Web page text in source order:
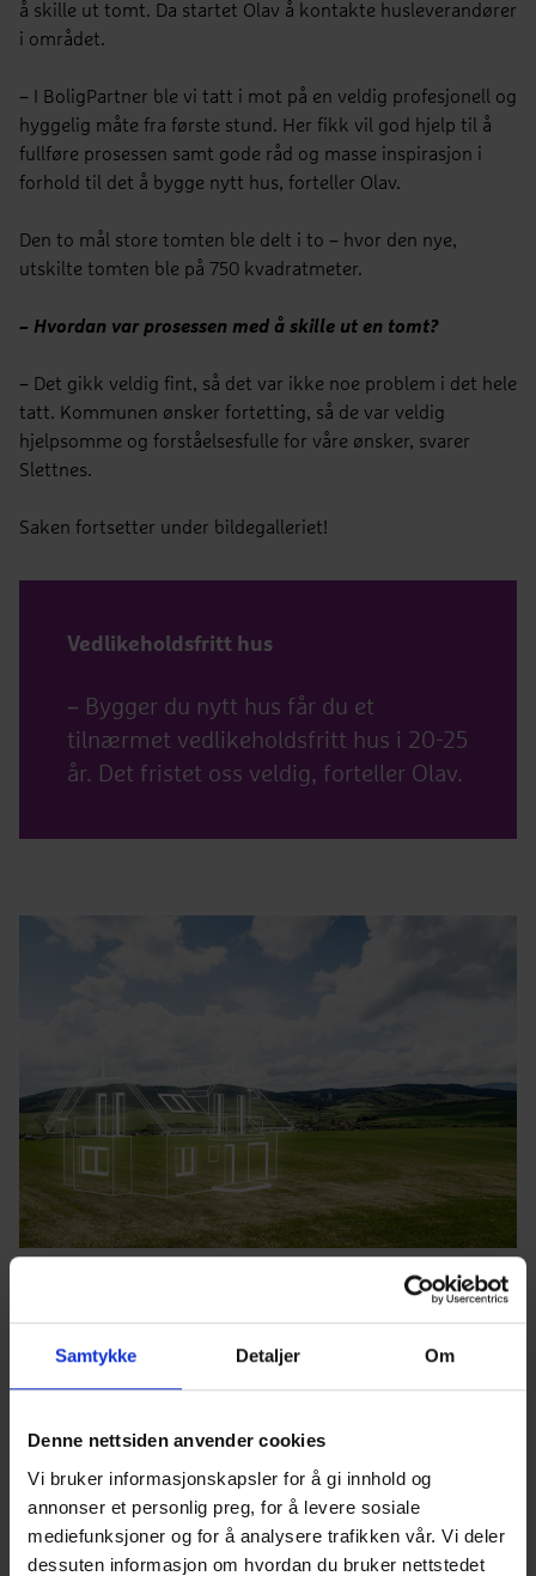
Samtykke Detaljer Om
Denne nettsiden anvender cookies
Vi bruker informasjonskapsler for å gi innhold og
annonser et personlig preg, for å levere sosiale
mediefunksjoner og for å analysere trafikken vår. Vi deler
dessuten informasjon om hvordan du bruker nettstedet
å skille ut tomt. Da startet Olav å kontakte husleverandører
i området.
– I BoligPartner ble vi tatt i mot på en veldig profesjonell og
hyggelig måte fra første stund. Her fikk vil god hjelp til å
fullføre prosessen samt gode råd og masse inspirasjon i
forhold til det å bygge nytt hus, forteller Olav.
Den to mål store tomten ble delt i to – hvor den nye,
utskilte tomten ble på 750 kvadratmeter.
– Hvordan var prosessen med å skille ut en tomt?
– Det gikk veldig fint, så det var ikke noe problem i det hele
tatt. Kommunen ønsker fortetting, så de var veldig
hjelpsomme og forståelsesfulle for våre ønsker, svarer
Slettnes.
Saken fortsetter under bildegalleriet!
Vedlikeholdsfritt hus
– Bygger du nytt hus får du et
tilnærmet vedlikeholdsfritt hus i 20-25
år. Det fristet oss veldig, forteller Olav.
Bygge hus på egen tomt
skal bygge hus på egen tomt.
Bli med på innsiden av huset